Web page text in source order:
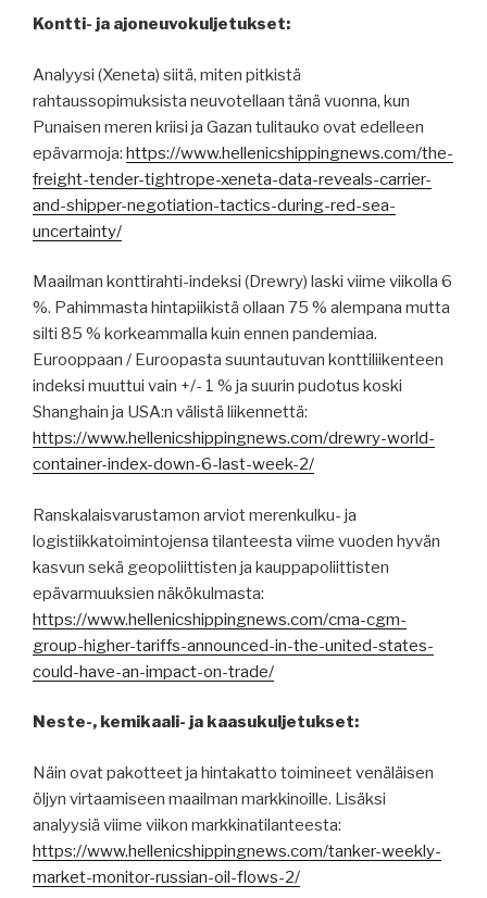
Kontti- ja ajoneuvokuljetukset:
Analyysi (Xeneta) siitä, miten pitkistä
rahtaussopimuksista neuvotellaan tänä vuonna, kun
Punaisen meren kriisi ja Gazan tulitauko ovat edelleen
epävarmoja: https://www.hellenicshippingnews.com/the-
freight-tender-tightrope-xeneta-data-reveals-carrier-
and-shipper-negotiation-tactics-during-red-sea-
uncertainty/
Maailman konttirahti-indeksi (Drewry) laski viime viikolla 6
%. Pahimmasta hintapiikistä ollaan 75 % alempana mutta
silti 85 % korkeammalla kuin ennen pandemiaa.
Eurooppaan / Euroopasta suuntautuvan konttiliikenteen
indeksi muuttui vain +/- 1 % ja suurin pudotus koski
Shanghain ja USA:n välistä liikennettä:
https://www.hellenicshippingnews.com/drewry-world-
container-index-down-6-last-week-2/
Ranskalaisvarustamon arviot merenkulku- ja
logistiikkatoimintojensa tilanteesta viime vuoden hyvän
kasvun sekä geopoliittisten ja kauppapoliittisten
epävarmuuksien näkökulmasta:
https://www.hellenicshippingnews.com/cma-cgm-
group-higher-tariffs-announced-in-the-united-states-
could-have-an-impact-on-trade/
Neste-, kemikaali- ja kaasukuljetukset:
Näin ovat pakotteet ja hintakatto toimineet venäläisen
öljyn virtaamiseen maailman markkinoille. Lisäksi
analyysiä viime viikon markkinatilanteesta:
https://www.hellenicshippingnews.com/tanker-weekly-
market-monitor-russian-oil-flows-2/